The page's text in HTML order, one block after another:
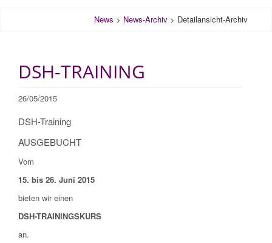
News > News-Archiv > Detailansicht-Archiv
DSH-TRAINING
26/05/2015
DSH-Training
AUSGEBUCHT
Vom
15. bis 26. Juni 2015
bieten wir einen
DSH-TRAININGSKURS
an.